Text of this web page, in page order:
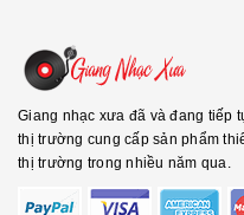
Giang nhạc xưa đã và đang tiếp
thị trường cung cấp sản phẩm
thị trường trong nhiều năm qua.